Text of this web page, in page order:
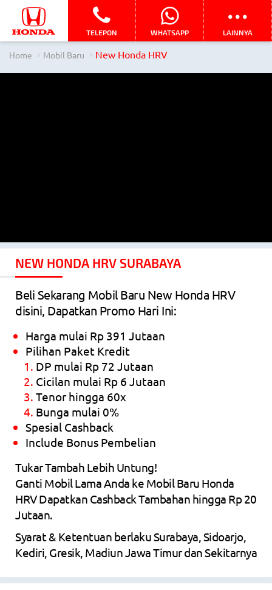
TELEPON WHATSAPP LAINNYA
Home Mobil Baru New Honda HRV
NEW HONDA HRV SURABAYA
Beli Sekarang Mobil Baru New Honda HRV
disini, Dapatkan Promo Hari Ini:
Harga mulai Rp 391 Jutaan
Pilihan Paket Kredit
DP mulai Rp 72 Jutaan
Cicilan mulai Rp 6 Jutaan
Tenor hingga 60x
Bunga mulai 0%
Spesial Cashback
Include Bonus Pembelian
Tukar Tambah Lebih Untung!
Ganti Mobil Lama Anda ke Mobil Baru Honda
HRV Dapatkan Cashback Tambahan hingga Rp 20
Jutaan.
Syarat & Ketentuan berlaku Surabaya, Sidoarjo,
Kediri, Gresik, Madiun Jawa Timur dan Sekitarnya